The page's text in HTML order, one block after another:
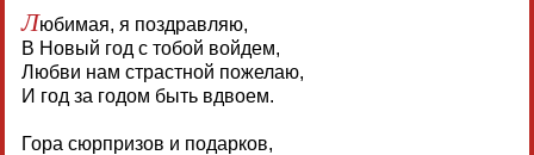
Любимая, я поздравляю,
В Новый год с тобой войдем,
Любви нам страстной пожелаю,
И год за годом быть вдвоем.
Гора сюрпризов и подарков,